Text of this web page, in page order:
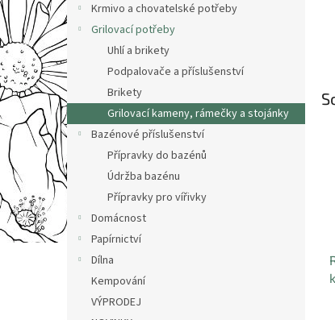
Krmivo a chovatelské potřeby
Grilovací potřeby
Uhlí a brikety
Podpalovače a příslušenství
Brikety
Grilovací kameny, rámečky a stojánky
Bazénové příslušenství
Přípravky do bazénů
Údržba bazénu
Přípravky pro vířivky
Domácnost
Papírnictví
Dílna
Kempování
VÝPRODEJ